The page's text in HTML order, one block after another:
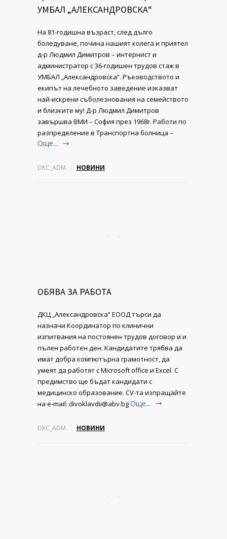
УМБАЛ „АЛЕКСАНДРОВСКА“
На 81-годишна възраст, след дълго
боледуване, почина нашият колега и приятел
д-р Людмил Димитров – интернист и
администратор с 36-годишен трудов стаж в
УМБАЛ „Александровска“. Ръководството и
екипът на лечебното заведение изказват
най-искрени съболезнования на семейството
и близките му! Д-р Людмил Димитров
завършва ВМИ – София през 1968г. Работи по
разпределение в Транспортна болница –
Още...
DKC_ADM НОВИНИ
ОБЯВА ЗА РАБОТА
ДКЦ „Александровска“ ЕООД търси да
назначи Координатор по клинични
изпитвания на постоянен трудов договор и и
пълен работен ден. Кандидатите трябва да
имат добра компютърна грамотност, да
умеят да работят с Microsoft office и Excel. С
предимство ще бъдат кандидати с
медицинско образование. CV-та изпращайте
на e-mail: divoklavdii@abv.bgОще...
DKC_ADM НОВИНИ